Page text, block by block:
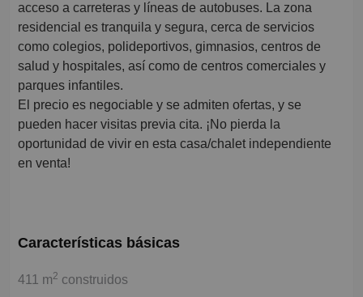
acceso a carreteras y líneas de autobuses. La zona
residencial es tranquila y segura, cerca de servicios
como colegios, polideportivos, gimnasios, centros de
salud y hospitales, así como de centros comerciales y
parques infantiles.
El precio es negociable y se admiten ofertas, y se
pueden hacer visitas previa cita. ¡No pierda la
oportunidad de vivir en esta casa/chalet independiente
en venta!
Características básicas
411 m2 construidos